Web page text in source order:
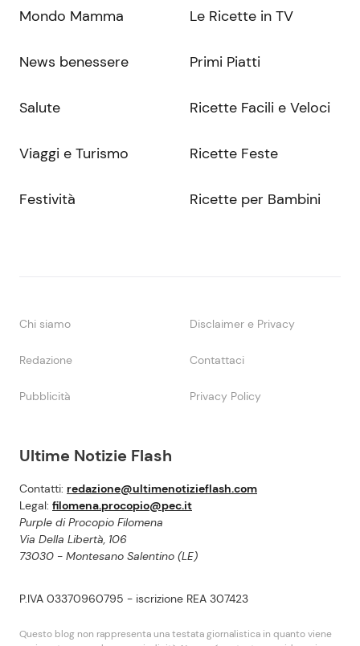
Ultime Notizie Flash
Contatti: redazione@ultimenotizieflash.com
Legal: filomena.procopio@pec.it
Purple di Procopio Filomena
Via Della Libertà, 106
73030 - Montesano Salentino (LE)
P.IVA 03370960795 - iscrizione REA 307423
Questo blog non rappresenta una testata giornalistica in quanto viene
Mondo Mamma
News benessere
Salute
Viaggi e Turismo
Festività
Le Ricette in TV
Primi Piatti
Ricette Facili e Veloci
Ricette Feste
Ricette per Bambini
Chi siamo Disclaimer e Privacy
Redazione Contattaci
Pubblicità Privacy Policy